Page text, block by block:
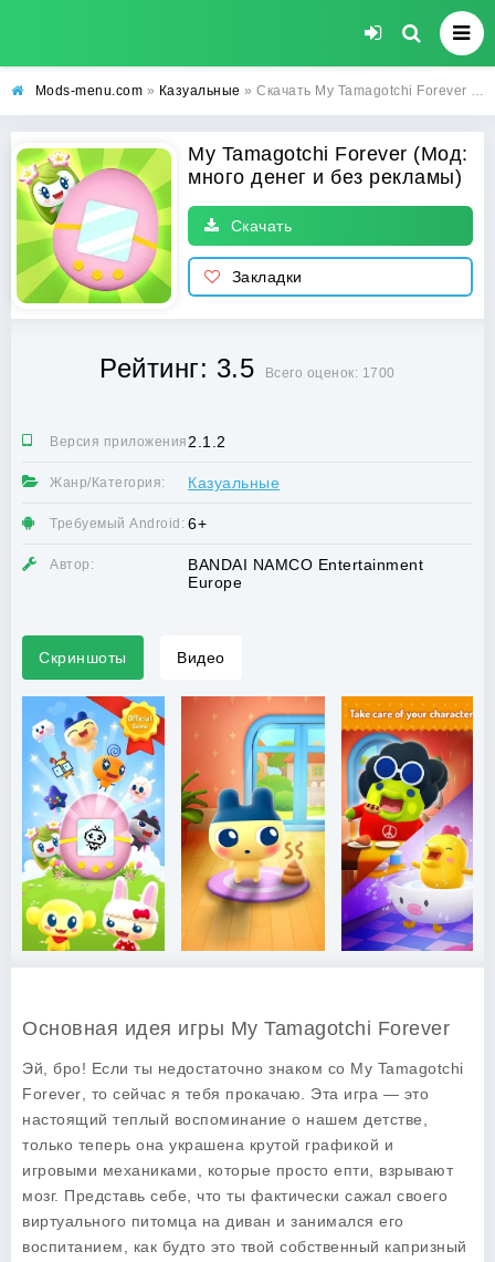
Mods-menu.com » Казуальные » Скачать My Tamagotchi Forever Взлом на много денег и без рекламы на Андроиде бесплатно
My Tamagotchi Forever (Мод:
много денег и без рекламы)
Скачать
Закладки
Рейтинг: 3.5 Всего оценок: 1700
Версия приложения:2.1.2
Жанр/Категория: Казуальные
Требуемый Android: 6+
Автор:
BANDAI NAMCO Entertainment
Europe
Скриншоты Видео
Основная идея игры My Tamagotchi Forever
Эй, бро! Если ты недостаточно знаком со My Tamagotchi
Forever , то сейчас я тебя прокачаю. Эта игра — это
настоящий теплый воспоминание о нашем детстве,
только теперь она украшена крутой графикой и
игровыми механиками, которые просто епти, взрывают
мозг. Представь себе, что ты фактически сажал своего
виртуального питомца на диван и занимался его
воспитанием, как будто это твой собственный капризный